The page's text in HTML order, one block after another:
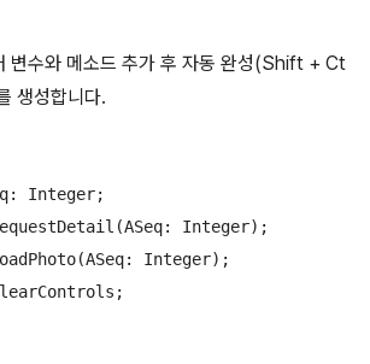
변수와 메소드 추가 후 자동 완성(Shift + Ct
생성합니다.
Integer;
Integer);
Integer);